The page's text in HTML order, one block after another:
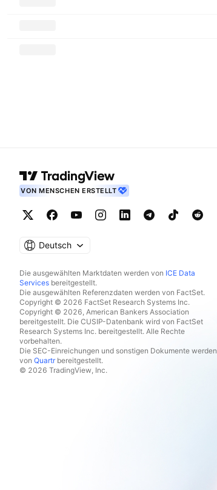
VON MENSCHEN ERSTELLT
Deutsch
Die ausgewählten Marktdaten werden von ICE Data
Services bereitgestellt.
Die ausgewählten Referenzdaten werden von FactSet.
Copyright © 2026 FactSet Research Systems Inc.
Copyright © 2026, American Bankers Association
bereitgestellt. Die CUSIP-Datenbank wird von FactSet
Research Systems Inc. bereitgestellt. Alle Rechte
vorbehalten.
Die SEC-Einreichungen und sonstigen Dokumente werden
von Quartrbereitgestellt.
© 2026 TradingView, Inc.